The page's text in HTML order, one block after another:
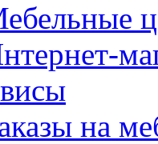
на